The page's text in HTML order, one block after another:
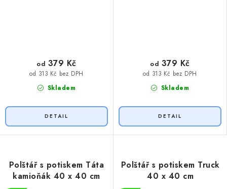
Skladem
od 313 Kč bez DPH
od 379 Kč
Skladem
od 313 Kč bez DPH
od 379 Kč
Polštář s potiskem Táta
kamioňák 40 x 40 cm
Polštář s potiskem Truck
40 x 40 cm